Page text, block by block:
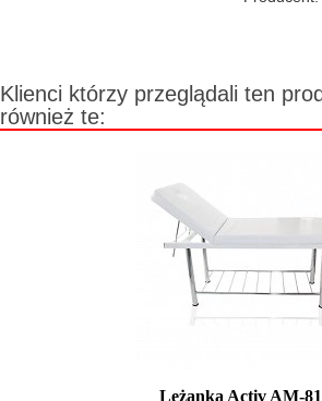
Klienci którzy przeglądali ten
również te:
Leżanka Activ AM-